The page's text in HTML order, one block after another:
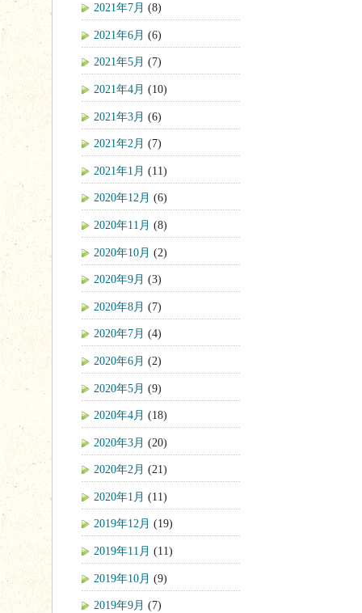
2021年7月 (8)
2021年6月 (6)
2021年5月 (7)
2021年4月 (10)
2021年3月 (6)
2021年2月 (7)
2021年1月 (11)
2020年12月 (6)
2020年11月 (8)
2020年10月 (2)
2020年9月 (3)
2020年8月 (7)
2020年7月 (4)
2020年6月 (2)
2020年5月 (9)
2020年4月 (18)
2020年3月 (20)
2020年2月 (21)
2020年1月 (11)
2019年12月 (19)
2019年11月 (11)
2019年10月 (9)
2019年9月 (7)